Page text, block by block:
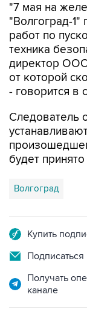
"7 мая на
"Волгоград-
работ по
техника
директор
от которой
- говорится в
Следователь
будет
Волгоград
Купить
Подписаться
Получать
канале